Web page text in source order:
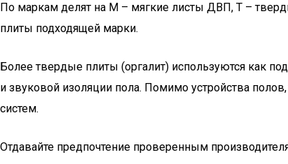
По маркам делят на М – мягкие листы ДВП, Т –
плиты подходящей марки.
Более твердые плиты (оргалит) используются как
и звуковой изоляции пола. Помимо устройства
систем.
Отдавайте предпочтение проверенным